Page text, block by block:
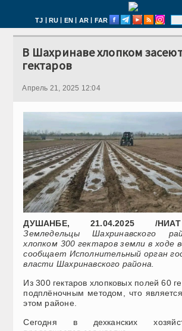
TJ | RU | EN | AR | FAR
В Шахринаве хлопком
гектаров
Апрель 21, 2025 12:04
ДУШАНБЕ, 21.04.2025 /
Земледельцы Шахринавского
хлопком 300 гектаров земли в ходе
сообщает Исполнительный орган
власти Шахринавского района.
Из 300 гектаров хлопковых полей 60
подплёночным методом, что
этом районе.
Сегодня в дехканских